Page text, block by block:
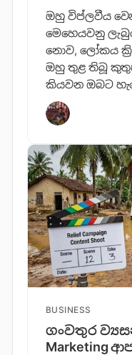
ඔහු විප්ලවීය
මෙහෙයවනු
නොව, ලෝකය
ඔහු තුළ තිබූ
කියවන ඔබට
BUSINESS
ගංවතුර
Marketing